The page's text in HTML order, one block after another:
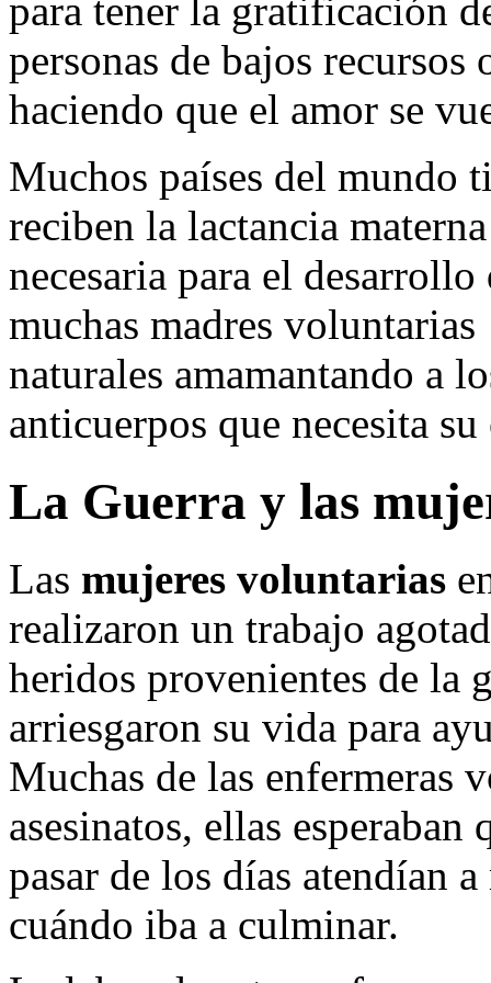
para tener la gratificación
personas de bajos
haciendo que el amor se
Muchos países del mundo
reciben la lactancia
necesaria para el
muchas madres
naturales amamantando a
anticuerpos que necesita
La Guerra y las
Las mujeres voluntarias
realizaron un trabajo
heridos provenientes de la
arriesgaron su vida para
Muchas de las enfermeras
asesinatos, ellas
pasar de los días atendían
cuándo iba a culminar.